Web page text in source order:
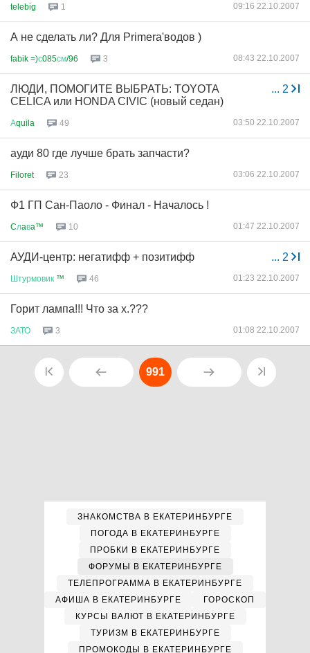
telebig 1 09:16 22.10.2007
А не сделать ли? Для Primera'водов )
fabik =)с085см/96 3 08:43 22.10.2007
... 2
ЛЮДИ, ПОМОГИТЕ ВЫБРАТЬ: TOYOTA
CELICA или HONDA CIVIC (новый седан)
Аquila 49 03:50 22.10.2007
ауди 80 где лучше брать запчасти?
Filoret 23 03:06 22.10.2007
Ф1 ГП Сан-Паоло - Финал - Началось !
Cлaвa™ 10 01:47 22.10.2007
... 2
АУДИ-центр: негатифф + позитифф
Штурмовик ™ 46 01:23 22.10.2007
Горит лампа!!! Что за х.???
ЗАТО 3 01:08 22.10.2007
991
ЗНАКОМСТВА В ЕКАТЕРИНБУРГЕ
ПОГОДА В ЕКАТЕРИНБУРГЕ
ПРОБКИ В ЕКАТЕРИНБУРГЕ
ФОРУМЫ В ЕКАТЕРИНБУРГЕ
ТЕЛЕПРОГРАММА В ЕКАТЕРИНБУРГЕ
АФИША В ЕКАТЕРИНБУРГЕ
ГОРОСКОП
КУРСЫ ВАЛЮТ В ЕКАТЕРИНБУРГЕ
ТУРИЗМ В ЕКАТЕРИНБУРГЕ
ПРОМОКОДЫ В ЕКАТЕРИНБУРГЕ